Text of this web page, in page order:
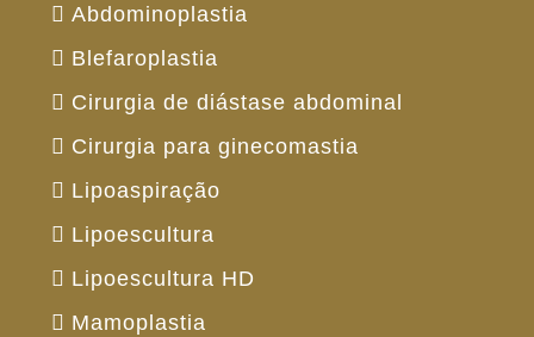
Abdominoplastia
Blefaroplastia
Cirurgia de diástase abdominal
Cirurgia para ginecomastia
Lipoaspiração
Lipoescultura
Lipoescultura HD
Mamoplastia